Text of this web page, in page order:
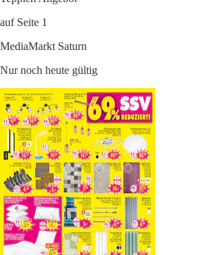
auf Seite 1
MediaMarkt Saturn
Nur noch heute gültig